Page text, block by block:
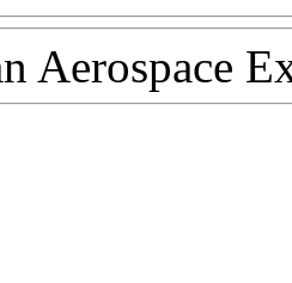
Aerospace